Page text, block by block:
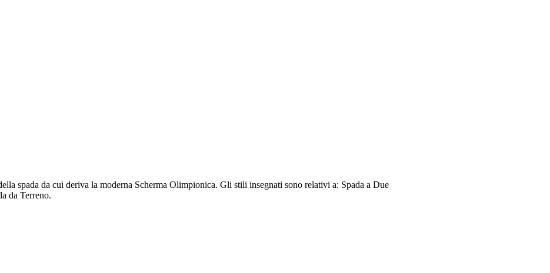
spada da cui deriva la moderna Scherma Olimpionica. Gli stili insegnati sono relativi a: Spada a Due
da Terreno.